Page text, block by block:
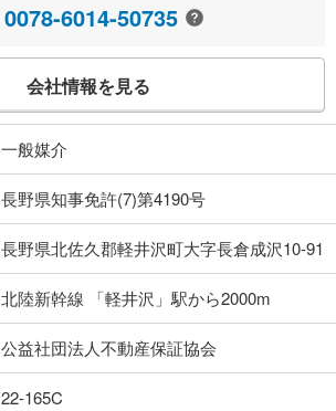
0078-6014-50735
会社情報を見る
一般媒介
長野県知事免許(7)第4190号
長野県北佐久郡軽井沢町大字長倉成沢10-91
北陸新幹線 「軽井沢」駅から2000m
公益社団法人不動産保証協会
22-165C